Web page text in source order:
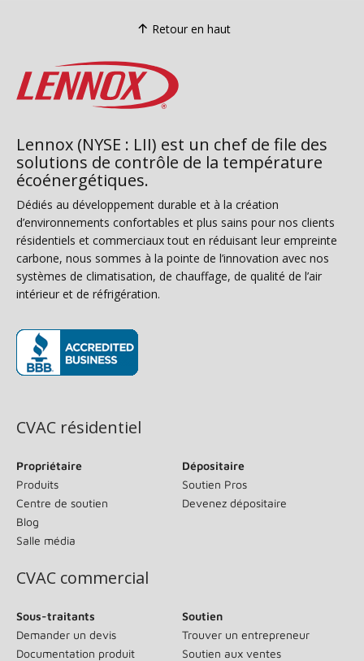
Retour en haut
Lennox (NYSE : LII) est un chef de file des
solutions de contrôle de la température
écoénergétiques.
Dédiés au développement durable et à la création
d’environnements confortables et plus sains pour nos clients
résidentiels et commerciaux tout en réduisant leur empreinte
carbone, nous sommes à la pointe de l’innovation avec nos
systèmes de climatisation, de chauffage, de qualité de l’air
intérieur et de réfrigération.
CVAC résidentiel
Propriétaire
Produits
Centre de soutien
Blog
Salle média
Dépositaire
Soutien Pros
Devenez dépositaire
CVAC commercial
Sous-traitants
Demander un devis
Documentation produit
Soutien
Trouver un entrepreneur
Soutien aux ventes